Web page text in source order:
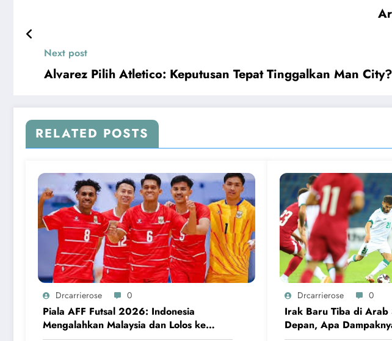
Next post
Alvarez Pilih Atletico: Keputusan Tepat Tinggalkan Man City?
RELATED POSTS
Drcarrierose 0
Piala AFF Futsal 2026: Indonesia
Mengalahkan Malaysia dan Lolos ke
Drcarrierose 0
Irak Baru Tiba di Arab
Depan, Apa